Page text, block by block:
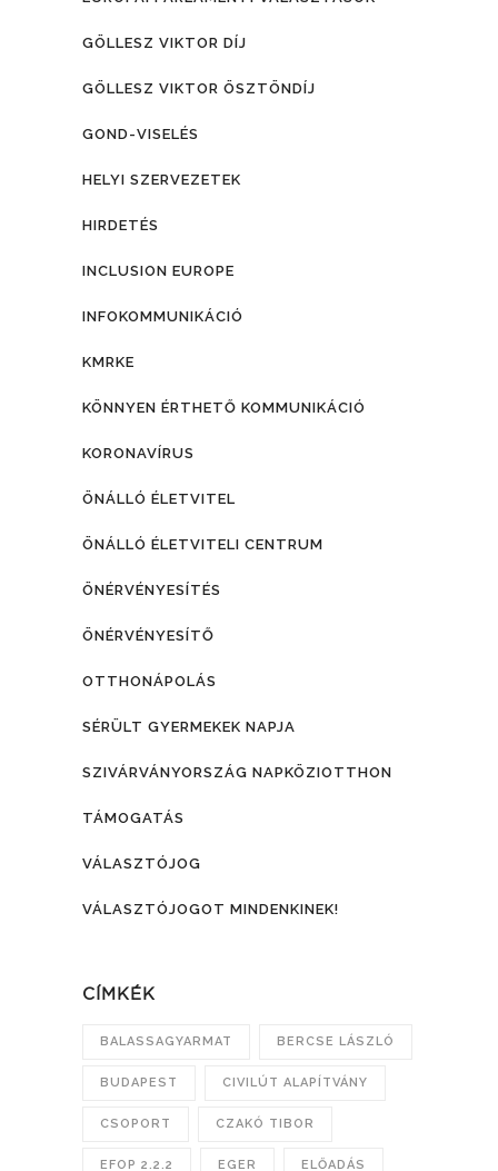
GÖLLESZ VIKTOR DÍJ
GÖLLESZ VIKTOR ÖSZTÖNDÍJ
GOND-VISELÉS
HELYI SZERVEZETEK
HIRDETÉS
INCLUSION EUROPE
INFOKOMMUNIKÁCIÓ
KMRKE
KÖNNYEN ÉRTHETŐ KOMMUNIKÁCIÓ
KORONAVÍRUS
ÖNÁLLÓ ÉLETVITEL
ÖNÁLLÓ ÉLETVITELI CENTRUM
ÖNÉRVÉNYESÍTÉS
ÖNÉRVÉNYESÍTŐ
OTTHONÁPOLÁS
SÉRÜLT GYERMEKEK NAPJA
SZIVÁRVÁNYORSZÁG NAPKÖZIOTTHON
TÁMOGATÁS
VÁLASZTÓJOG
VÁLASZTÓJOGOT MINDENKINEK!
CÍMKÉK
BALASSAGYARMAT BERCSE LÁSZLÓ
BUDAPEST CIVILÚT ALAPÍTVÁNY
CSOPORT CZAKÓ TIBOR
EFOP 2.2.2 EGER ELŐADÁS